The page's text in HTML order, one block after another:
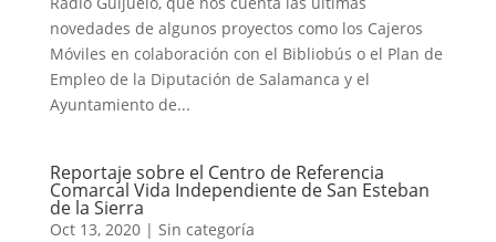
novedades de algunos proyectos como los Cajeros
Móviles en colaboración con el Bibliobús o el Plan de
Empleo de la Diputación de Salamanca y el
Ayuntamiento de...
Reportaje sobre el Centro de Referencia
Comarcal Vida Independiente de San Esteban
de la Sierra
Oct 13, 2020| Sin categoría